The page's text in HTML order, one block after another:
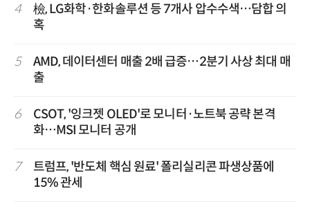
4
檢, LG화학·한화솔루션 등 7개사 압수수색…담합 의
혹
5
AMD, 데이터센터 매출 2배 급증…2분기 사상 최대 매
출
6
CSOT, '잉크젯 OLED'로 모니터·노트북 공략 본격
화…MSI 모니터 공개
7
트럼프, '반도체 핵심 원료' 폴리실리콘 파생상품에
15% 관세